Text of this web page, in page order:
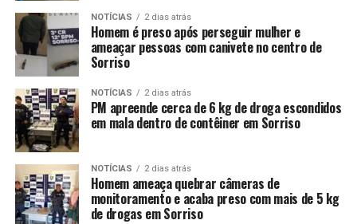
NOTÍCIAS 2 dias atrás
Homem é preso após perseguir mulher e
ameaçar pessoas com canivete no centro de
Sorriso
NOTÍCIAS 2 dias atrás
PM apreende cerca de 6 kg de droga escondidos
em mala dentro de contêiner em Sorriso
NOTÍCIAS 2 dias atrás
Homem ameaça quebrar câmeras de
monitoramento e acaba preso com mais de 5 kg
de drogas em Sorriso